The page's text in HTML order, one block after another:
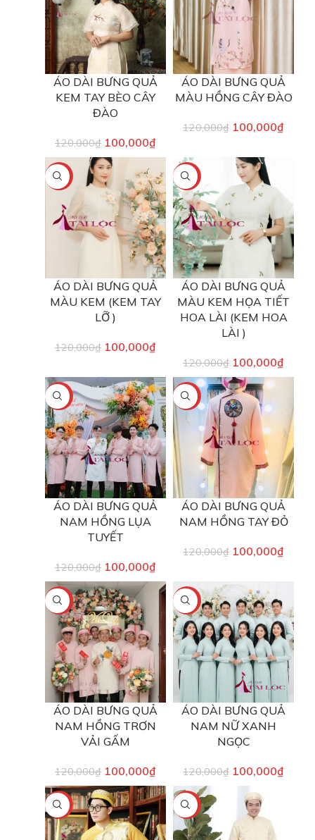
ÁO DÀI BƯNG QUẢ
KEM TAY BÈO CÂY
ĐÀO
120,000₫ 100,000₫
ÁO DÀI BƯNG QUẢ
MÀU HỒNG CÂY ĐÀO
120,000₫ 100,000₫
-17%
ÁO DÀI BƯNG QUẢ
MÀU KEM (KEM TAY
LỠ )
120,000₫ 100,000₫
-17%
ÁO DÀI BƯNG QUẢ
MÀU KEM HỌA TIẾT
HOA LÀI (KEM HOA
LÀI )
120,000₫ 100,000₫
-17%
ÁO DÀI BƯNG QUẢ
NAM HỒNG LỤA
TUYẾT
120,000₫ 100,000₫
-17%
ÁO DÀI BƯNG QUẢ
NAM HỒNG TAY ĐỎ
120,000₫ 100,000₫
-17%
ÁO DÀI BƯNG QUẢ
NAM HỒNG TRƠN
VẢI GẤM
120,000₫ 100,000₫
-17%
ÁO DÀI BƯNG QUẢ
NAM NỮ XANH
NGỌC
120,000₫ 100,000₫
-17% -17%